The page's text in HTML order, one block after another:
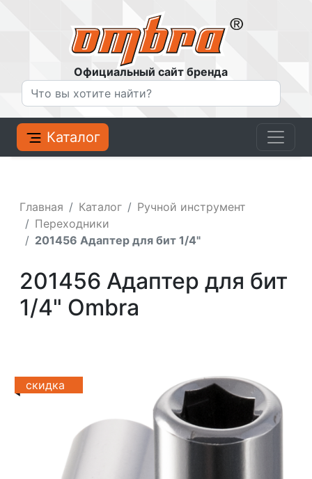
Официальный сайт бренда
Каталог
Главная Каталог
Ручной инструмент
Переходники
201456 Адаптер для бит 1/4"
201456 Адаптер для бит
1/4" Ombra
скидка